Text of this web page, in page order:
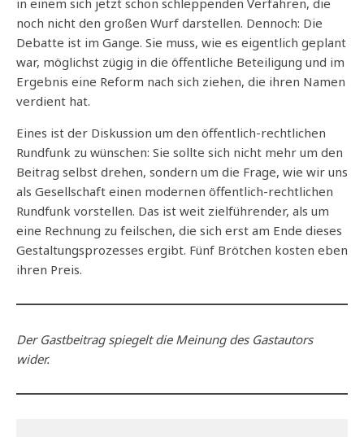
noch nicht den großen Wurf darstellen. Dennoch: Die
Debatte ist im Gange. Sie muss, wie es eigentlich geplant
war, möglichst zügig in die öffentliche Beteiligung und im
Ergebnis eine Reform nach sich ziehen, die ihren Namen
verdient hat.
Eines ist der Diskussion um den öffentlich-rechtlichen
Rundfunk zu wünschen: Sie sollte sich nicht mehr um den
Beitrag selbst drehen, sondern um die Frage, wie wir uns
als Gesellschaft einen modernen öffentlich-rechtlichen
Rundfunk vorstellen. Das ist weit zielführender, als um
eine Rechnung zu feilschen, die sich erst am Ende dieses
Gestaltungsprozesses ergibt. Fünf Brötchen kosten eben
ihren Preis.
Der Gastbeitrag spiegelt die Meinung des Gastautors
wider.